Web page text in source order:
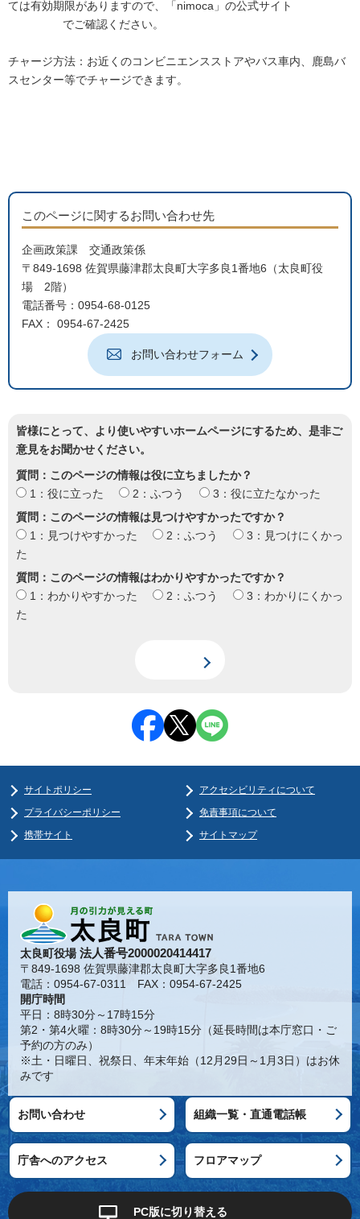
ては有効期限がありますので、「nimoca」の公式サイト
でご確認ください。
チャージ方法：お近くのコンビニエンスストアやバス車内、鹿島バ
スセンター等でチャージできます。
このページに関するお問い合わせ先
企画政策課 交通政策係
〒849-1698 佐賀県藤津郡太良町大字多良1番地6（太良町役
場 2階）
電話番号：0954-68-0125
FAX： 0954-67-2425
お問い合わせフォーム
皆様にとって、より使いやすいホームページにするため、是非ご
意見をお聞かせください。
質問：このページの情報は役に立ちましたか？
1：役に立った
2：ふつう
3：役に立たなかった
質問：このページの情報は見つけやすかったですか？
1：見つけやすかった
2：ふつう
3：見つけにくかっ
た
質問：このページの情報はわかりやすかったですか？
1：わかりやすかった
2：ふつう
3：わかりにくかっ
た
サイトポリシー
アクセシビリティについて
プライバシーポリシー
免責事項について
携帯サイト
サイトマップ
太良町役場法人番号2000020414417
〒849-1698 佐賀県藤津郡太良町大字多良1番地6
電話：0954-67-0311 FAX：0954-67-2425
開庁時間
平日：8時30分～17時15分
第2・第4火曜：8時30分～19時15分（延長時間は本庁窓口・ご
予約の方のみ）
※土・日曜日、祝祭日、年末年始（12月29日～1月3日）はお休
みです
お問い合わせ 組織一覧・直通電話帳
庁舎へのアクセス フロアマップ
PC版に切り替える